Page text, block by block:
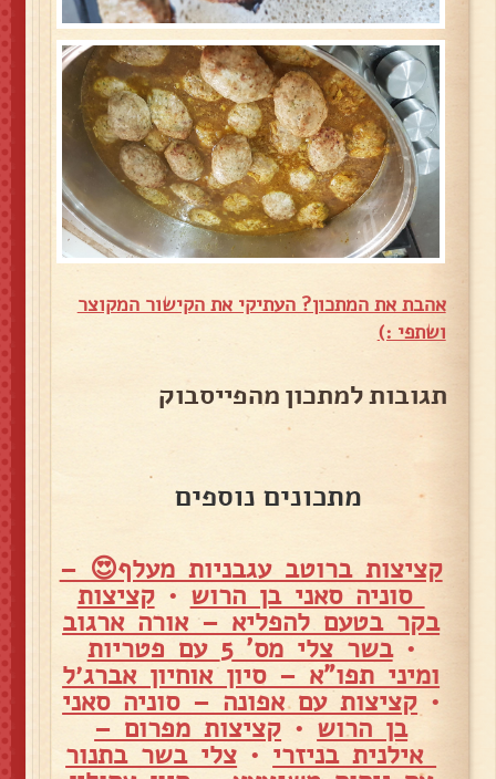
אהבת את המתכון? העתיקי את הקישור המקוצר
ושתפי :)
תגובות למתכון מהפייסבוק
מתכונים נוספים
קציצות ברוטב עגבניות מעלף😍 –
סוניה סאני בן הרוש •קציצות
בקר בטעם להפליא – אורה ארגוב
• בשר צלי מס' 5 עם פטריות
ומיני תפו"א – סיון אוחיון אברג׳ל
• קציצות עם אפונה – סוניה סאני
בן הרוש • קציצות מפרום –
אילנית בניזרי • צלי בשר בתנור